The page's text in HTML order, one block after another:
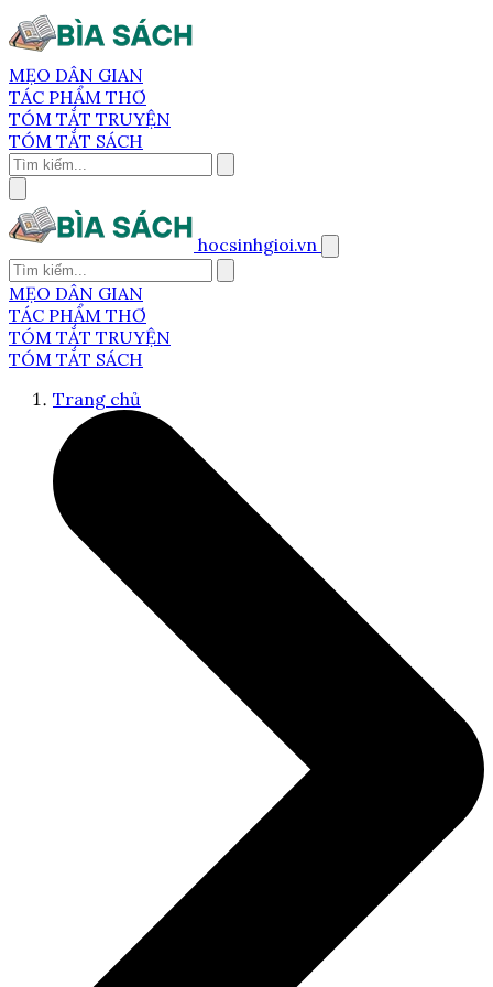
MẸO DÂN GIAN
TÁC PHẨM THƠ
TÓM TẮT TRUYỆN
TÓM TẮT SÁCH
hocsinhgioi.vn
MẸO DÂN GIAN
TÁC PHẨM THƠ
TÓM TẮT TRUYỆN
TÓM TẮT SÁCH
Trang chủ